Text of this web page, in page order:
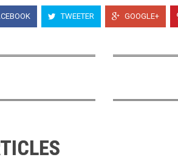
TWEETER GOOGLE+